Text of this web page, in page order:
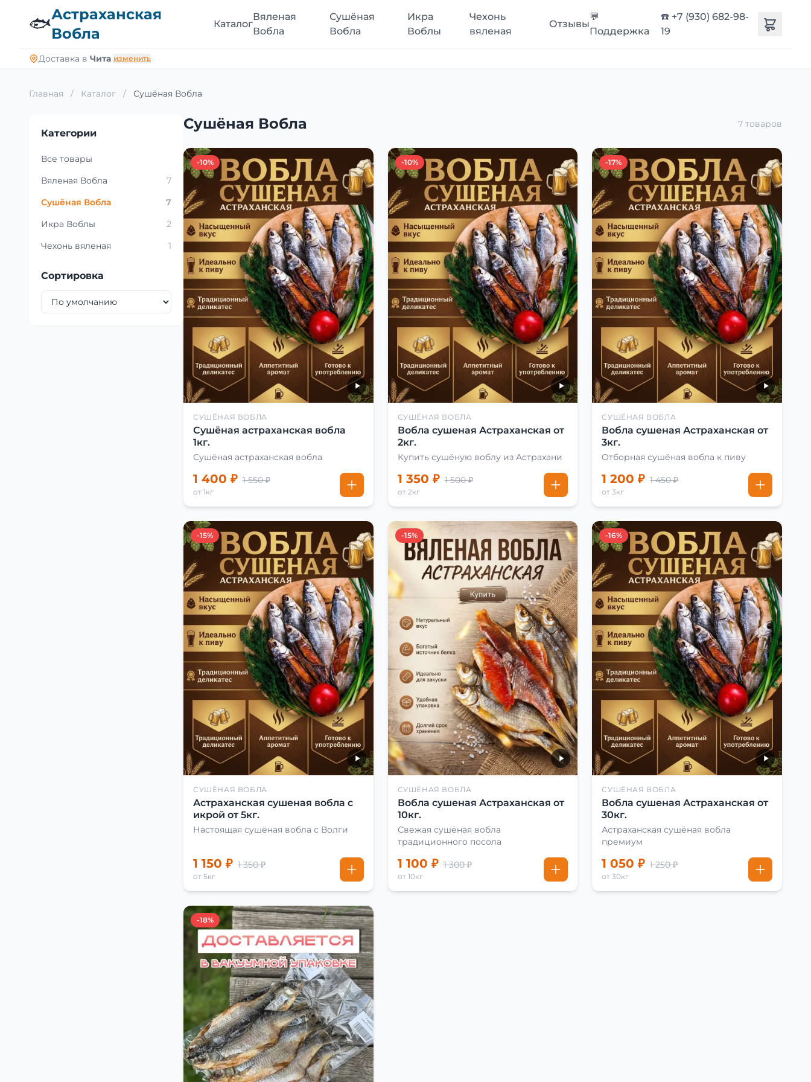
🐟Астраханская
Вобла
Каталог
Вяленая
Вобла
Сушёная
Вобла
Икра
Воблы
Чехонь
вяленая
Отзывы
💬
Поддержка
☎️ +7 (930) 682-98-
19
Доставка в Чита изменить
Главная / Каталог / Сушёная Вобла
Категории
Все товары
Вяленая Вобла
7
Сушёная Вобла
7
Икра Воблы
2
Чехонь вяленая
1
Сортировка
Сушёная Вобла 7 товаров
-10%
СУШЁНАЯ ВОБЛА
Сушёная астраханская вобла
1кг.
Сушёная астраханская вобла
1 400 ₽ 1 550 ₽
от 1кг
-10%
СУШЁНАЯ ВОБЛА
Вобла сушеная Астраханская от
2кг.
Купить сушёную воблу из Астрахани
1 350 ₽ 1 500 ₽
от 2кг
-17%
СУШЁНАЯ ВОБЛА
Вобла сушеная Астраханская от
3кг.
Отборная сушёная вобла к пиву
1 200 ₽ 1 450 ₽
от 3кг
-15%
СУШЁНАЯ ВОБЛА
Астраханская сушеная вобла с
икрой от 5кг.
Настоящая сушёная вобла с Волги
1 150 ₽ 1 350 ₽
от 5кг
-15%
СУШЁНАЯ ВОБЛА
Вобла сушеная Астраханская от
10кг.
Свежая сушёная вобла
традиционного посола
1 100 ₽ 1 300 ₽
от 10кг
-16%
СУШЁНАЯ ВОБЛА
Вобла сушеная Астраханская от
30кг.
Астраханская сушёная вобла
премиум
1 050 ₽ 1 250 ₽
от 30кг
-18%